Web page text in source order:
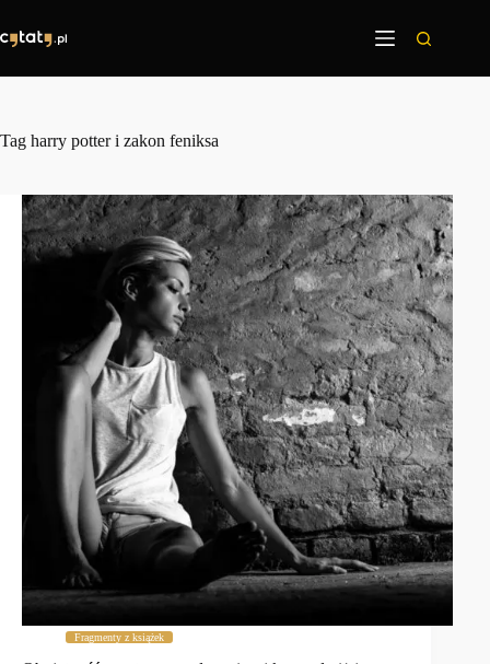
treści
Tag harry potter i zakon feniksa
Fragmenty z książek